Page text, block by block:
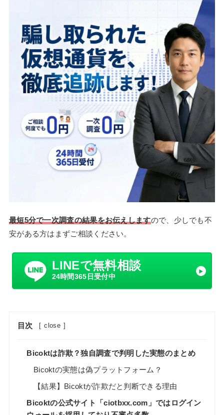
最短5分で一次調査の結果をお伝えしますので、少しでも不
安がある方はまずご相談ください。
LINEで無料相談
24時間365日受付中
目次 [ close ]
Bicoktは詐欺？独自調査で判明した実態のまとめ
Bicoktの実態は偽プラットフォーム？
【結果】Bicoktが詐欺だと判断できる理由
Bicoktの公式サイト「ciotbxx.com」ではログイン